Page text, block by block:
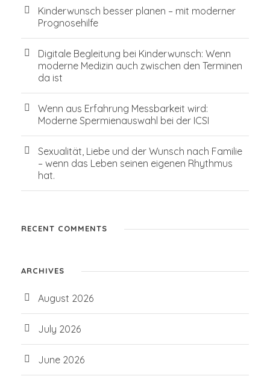
Kinderwunsch besser planen – mit moderner
Prognosehilfe
Digitale Begleitung bei Kinderwunsch: Wenn
moderne Medizin auch zwischen den Terminen
da ist
Wenn aus Erfahrung Messbarkeit wird:
Moderne Spermienauswahl bei der ICSI
Sexualität, Liebe und der Wunsch nach Familie
– wenn das Leben seinen eigenen Rhythmus
hat.
RECENT COMMENTS
ARCHIVES
August 2026
July 2026
June 2026